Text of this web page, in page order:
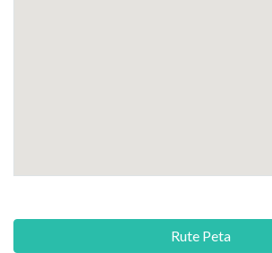
Rute Peta